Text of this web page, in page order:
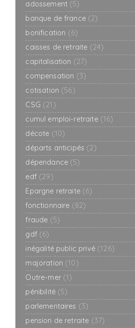
adossement (5)
banque de france (2)
bonification (6)
caisses de retraite (24)
capitalisation (27)
compensation (3)
cotisation (56)
CSG (21)
cumul emploi-retraite (16)
décote (10)
départs anticipés (2)
dépendance (5)
edf (29)
Epargne retraite (6)
fonctionnaire (82)
fraude (5)
gdf (6)
inégalité public privé (126)
majoration (10)
Outre-mer (1)
pénibilité (5)
parlementaires (3)
pension de retraite (37)